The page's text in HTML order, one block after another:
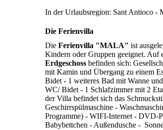
In der Urlaubsregion: Sant Antioco -
Die Ferienvilla
Die Ferienvilla "MALA" ist
Kindern oder Gruppen geeignet. Auf
Erdgeschoss befinden sich:
mit Kamin und Übergang zu einem
Bidet - 1 weiteres Bad mit Wanne
WC/ Bidet - 1 Schlafzimmer mit 2
der Villa befindet sich das
Geschirrspülmaschine -
Programme) - WIFI-Internet - DVD-
Babybettchen - Außendusche -